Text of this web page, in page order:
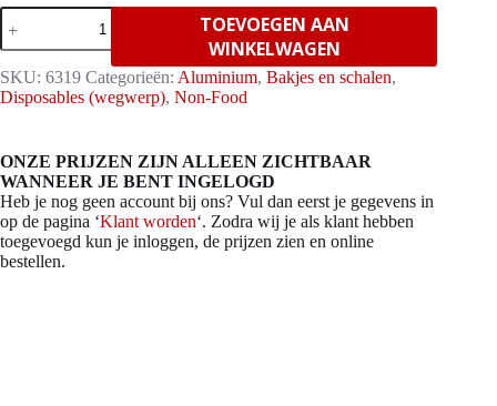
Aluminium
schaal
ovaal
45cm
2st
aantal
TOEVOEGEN AAN
WINKELWAGEN
SKU: 6319 Categorieën: Aluminium, Bakjes en schalen,
Disposables (wegwerp), Non-Food
ONZE PRIJZEN ZIJN ALLEEN ZICHTBAAR
WANNEER JE BENT INGELOGD
Heb je nog geen account bij ons? Vul dan eerst je gegevens in
op de pagina ‘Klant worden‘. Zodra wij je als klant hebben
toegevoegd kun je inloggen, de prijzen zien en online
bestellen.